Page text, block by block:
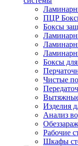
ПЦР
Боксы
Боксы
Чистые
Изделия
Анализ
Рабочие
Шкафы